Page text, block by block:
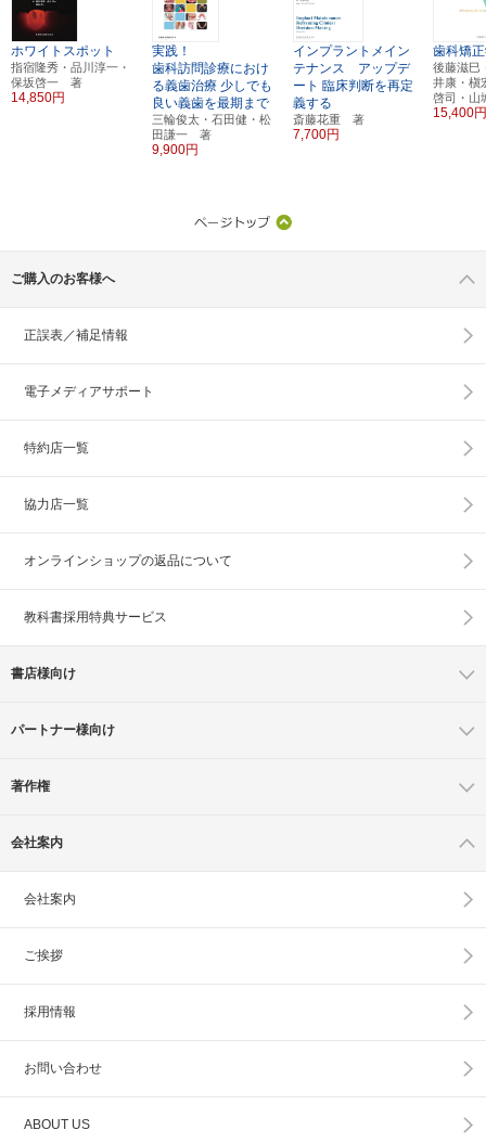
ホワイトスポット
指宿隆秀・品川淳一・
保坂啓一 著
14,850円
実践！
歯科訪問診療におけ
る義歯治療 少しでも
良い義歯を最期まで
三輪俊太・石田健・松
田謙一 著
9,900円
インプラントメイン
テナンス アップデ
ート 臨床判断を再定
義する
斎藤花重 著
7,700円
歯科矯
後藤滋巳
井康・槇
啓司・
15,400
ご購入のお客様へ
正誤表／補足情報
電子メディアサポート
特約店一覧
協力店一覧
オンラインショップの返品について
教科書採用特典サービス
書店様向け
パートナー様向け
著作権
会社案内
会社案内
ご挨拶
採用情報
お問い合わせ
ABOUT US